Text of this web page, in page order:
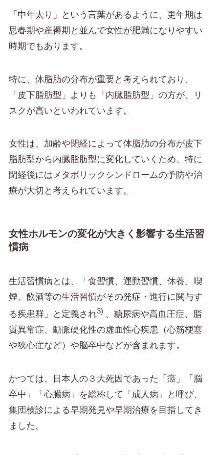
「中年太り」という言葉があるように、更年期は
思春期や産褥期と並んで女性が肥満になりやすい
時期でもあります。
特に、体脂肪の分布が重要と考えられており、
「皮下脂肪型」よりも「内臓脂肪型」の方が、リ
スクが高いといわれています。
女性は、加齢や閉経によって体脂肪の分布が皮下
脂肪型から内臓脂肪型に変化していくため、特に
閉経後にはメタボリックシンドロームの予防や治
療が大切と考えられています。
女性ホルモンの変化が大きく影響する生活習
慣病
生活習慣病とは、「食習慣、運動習慣、休養、喫
煙、飲酒等の生活習慣がその発症・進行に関与す
る疾患群」と定義され3) 、糖尿病や高血圧症、脂
質異常症、動脈硬化性の虚血性心疾患（心筋梗塞
や狭心症など）や脳卒中などが含まれます。
かつては、日本人の３大死因であった「癌」「脳
卒中」「心臓病」を総称して「成人病」と呼び、
集団検診による早期発見や早期治療を目指してき
ました。